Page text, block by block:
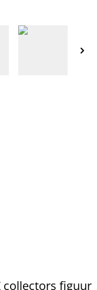
collectors figuur